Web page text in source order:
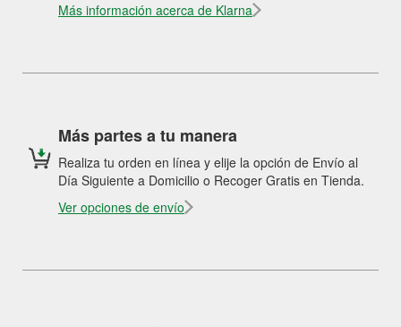
Más información acerca de Klarna
Más partes a tu manera
Realiza tu orden en línea y elije la opción de Envío al
Día Siguiente a Domicilio o Recoger Gratis en Tienda.
Ver opciones de envío